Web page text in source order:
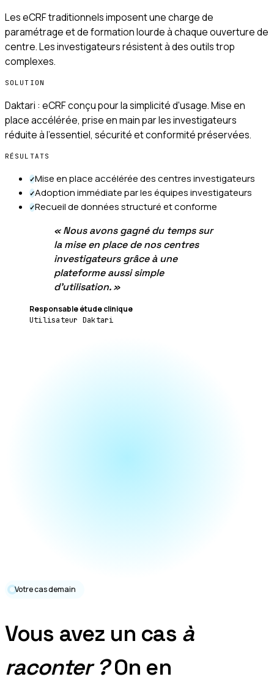
Les eCRF traditionnels imposent une charge de
paramétrage et de formation lourde à chaque ouverture de
centre. Les investigateurs résistent à des outils trop
complexes.
SOLUTION
Daktari : eCRF conçu pour la simplicité d'usage. Mise en
place accélérée, prise en main par les investigateurs
réduite à l'essentiel, sécurité et conformité préservées.
RÉSULTATS
✓Mise en place accélérée des centres investigateurs
✓Adoption immédiate par les équipes investigateurs
✓Recueil de données structuré et conforme
«Nous avons gagné du temps sur
la mise en place de nos centres
investigateurs grâce à une
plateforme aussi simple
d'utilisation.»
Responsable étude clinique
Utilisateur Daktari
Votre cas demain
Vous avez un cas à
raconter ? On en